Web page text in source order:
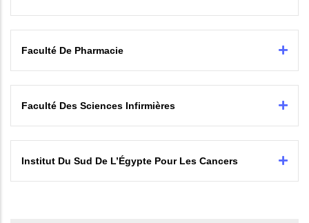
Faculté De Pharmacie
Faculté Des Sciences Infirmières
Institut Du Sud De L’Égypte Pour Les Cancers